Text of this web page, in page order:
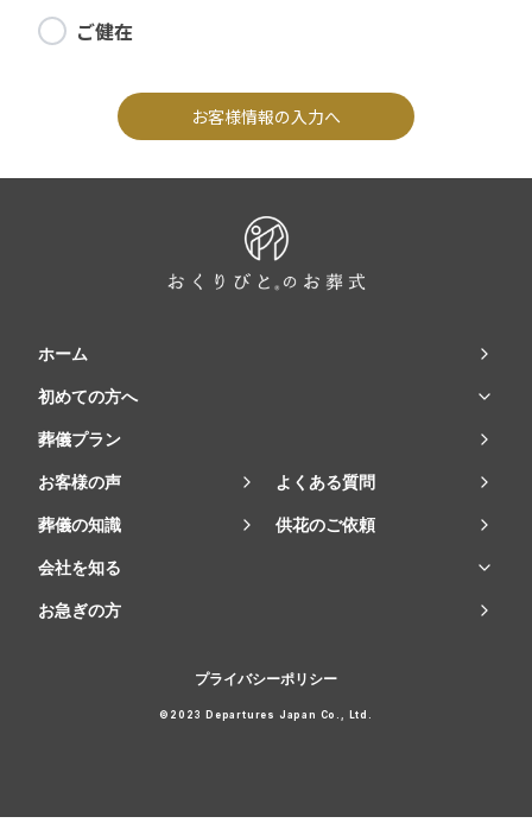
ご健在
お客様情報の入力へ
ホーム
初めての方へ
葬儀プラン
お客様の声 よくある質問
葬儀の知識 供花のご依頼
会社を知る
お急ぎの方
プライバシーポリシー
©2023 Departures Japan Co., Ltd.